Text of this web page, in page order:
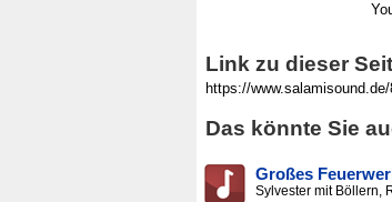
Link zu dieser
Das könnte Sie
Großes
Sylvester mit Böllern,